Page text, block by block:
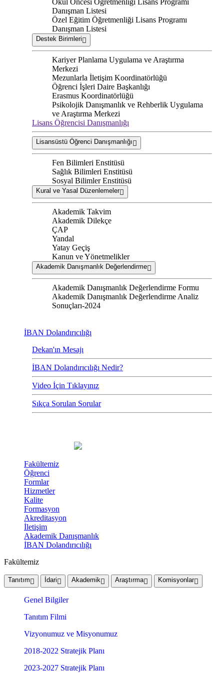
Okul Öncesi Öğretmenliği Lisans Programı
Danışman Listesi
Özel Eğitim Öğretmenliği Lisans Programı
Danışman Listesi
Destek Birimleri
Kariyer Planlama Uygulama ve Araştırma
Merkezi
Mezunlarla İletişim Koordinatörlüğü
Öğrenci İşleri Daire Başkanlığı
Erasmus Koordinatörlüğü
Psikolojik Danışmanlık ve Rehberlik Uygulama
ve Araştırma Merkezi
Lisans Öğrencisi Danışmanlığı
Lisansüstü Öğrenci Danışmanlığı
Fen Bilimleri Enstitüsü
Sağlık Bilimleri Enstitüsü
Sosyal Bilimler Enstitüsü
Kural ve Yasal Düzenlemeler
Akademik Takvim
Akademik Dilekçe
ÇAP
Yandal
Yatay Geçiş
Kanun ve Yönetmelikler
Akademik Danışmanlık Değerlendirme
Akademik Danışmanlık Değerlendirme Formu
Akademik Danışmanlık Değerlendirme Analiz
Sonuçları-2024
İBAN Dolandırıcılığı
Dekan'ın Mesajı
İBAN Dolandırıcılığı Nedir?
Video İçin Tıklayınız
Sıkça Sorulan Sorular
Fakültemiz
Öğrenci
Formlar
Hizmetler
Kalite
Formasyon
Akreditasyon
İletişim
Akademik Danışmanlık
İBAN Dolandırıcılığı
Fakültemiz
Tanıtım İdari Akademik Araştırma Komisyonlar
Genel Bilgiler
Tanıtım Filmi
Vizyonumuz ve Misyonumuz
2018-2022 Stratejik Planı
2023-2027 Stratejik Planı